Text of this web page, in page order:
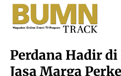
Perdana Hadir
Jasa Marga